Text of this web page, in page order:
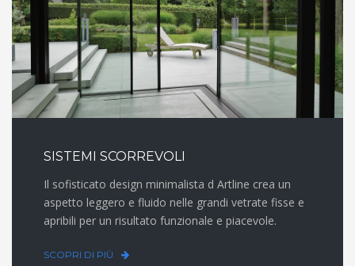
SISTEMI SCORREVOLI
Il sofisticato design minimalista d Artline crea un
aspetto leggero e fluido nelle grandi vetrate fisse e
apribili per un risultato funzionale e piacevole.
SCOPRI DI PIÙ